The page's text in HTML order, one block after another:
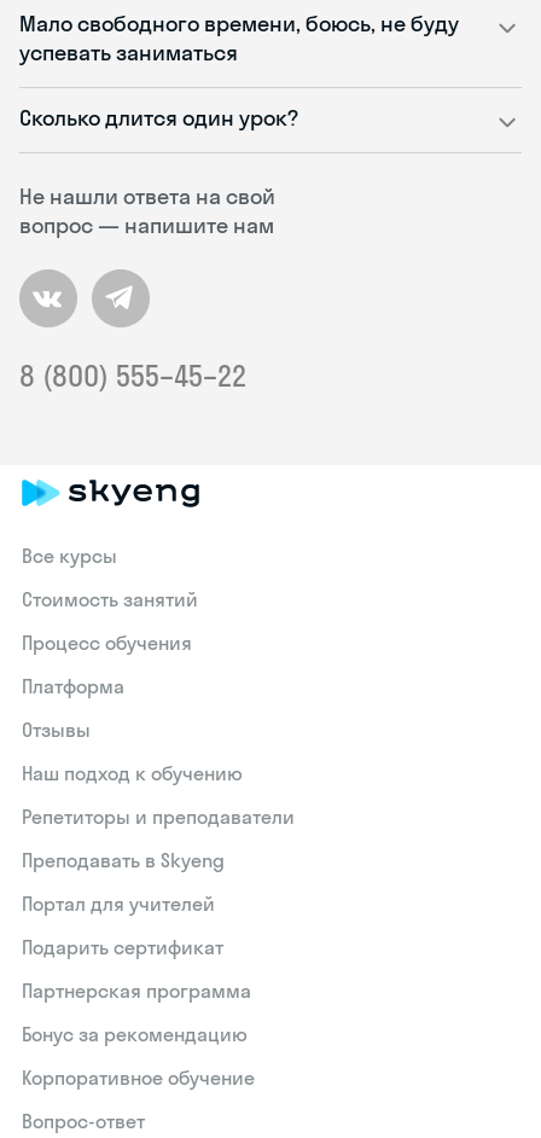
Не нашли ответа на свой
вопрос — напишите нам
8 (800) 555–45–22
Мало свободного времени, боюсь, не буду
успевать заниматься
Сколько длится один урок?
Все курсы
Стоимость занятий
Процесс обучения
Платформа
Отзывы
Наш подход к обучению
Репетиторы и преподаватели
Преподавать в Skyeng
Портал для учителей
Подарить сертификат
Партнерская программа
Бонус за рекомендацию
Корпоративное обучение
Вопрос-ответ